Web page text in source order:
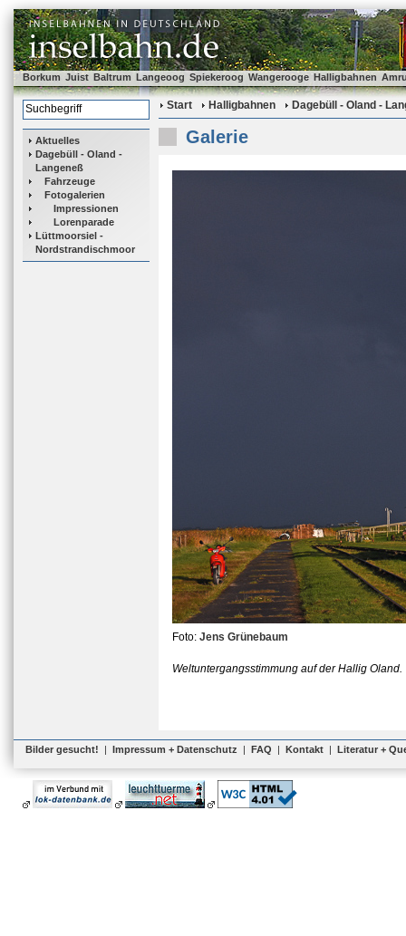
Borkum Juist Baltrum Langeoog Spiekeroog Wangerooge Halligbahnen
Aktuelles
Dagebüll - Oland -
Langeneß
Fahrzeuge
Fotogalerien
Impressionen
Lorenparade
Lüttmoorsiel -
Nordstrandischmoor
Start Halligbahnen Dagebüll - Oland -
Galerie
Foto: Jens Grünebaum
Weltuntergangsstimmung auf der Hallig Oland.
Bilder gesucht! | Impressum + Datenschutz | FAQ | Kontakt | Literatur +